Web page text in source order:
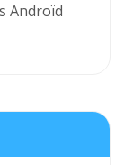
Androïd